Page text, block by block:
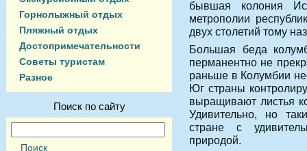
Горнолыжный отдых
Пляжный отдых
Достопримечательности
Советы туристам
Разное
Поиск по сайту
бывшая колония
метрополии
двух столетий тому
Большая беда
перманентно не
раньше в Колумбии
Юг страны
выращивают листья
Удивительно, но
стране с
природой.